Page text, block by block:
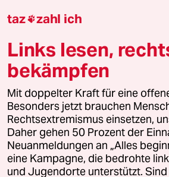
6
„Wir müssen in der
taz
Folgen Sie uns
Ressorts
taz zahl ich
Links lesen,
bekämpfen
Mit doppelter Kraft für eine
Besonders jetzt brauchen
Rechtsextremismus einsetzen,
Daher gehen 50 Prozent der
Neuanmeldungen an „Alles
eine Kampagne, die bedrohte
und Jugendorte unterstützt. Sind